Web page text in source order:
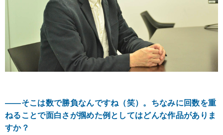
――そこは数で勝負なんですね（笑）。ちなみに回数を重
ねることで面白さが掴めた例としてはどんな作品がありま
すか？